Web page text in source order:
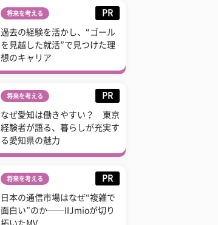
将来を考える PR
過去の経験を活かし、“ゴール
を見越した就活”で見つけた理
想のキャリア
将来を考える PR
なぜ愛知は働きやすい？ 東京
経験者が語る、暮らしが充実す
る愛知県の魅力
将来を考える PR
日本の通信市場はなぜ“複雑で
面白い”のか──IIJmioが切り